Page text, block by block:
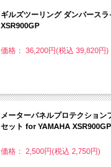
ギルズツーリング ダンパース
XSR900GP
価格： 36,200円(税込 39,820円)
メーターパネルプロテクション
セット for YAMAHA
価格： 2,500円(税込 2,750円)